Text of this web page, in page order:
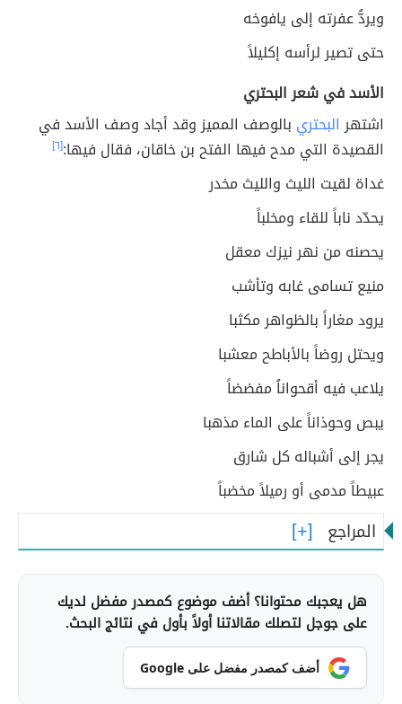
ويردُّ عفرته إلى يافوخه
حتى تصير لرأسه إكليلاً
الأسد في شعر البحتري
اشتهرالبحتري بالوصف المميز وقد أجاد وصف الأسد في
القصيدة التي مدح فيها الفتح بن خاقان، فقال فيها:[٦]
غداة لقيت الليث والليث مخدر
يحدّد ناباً للقاء ومخلباً
يحصنه من نهر نيزك معقل
منيع تسامى غابه وتأشب
يرود مغاراً بالظواهر مكثبا
ويحتل روضاً بالأباطح معشبا
يلاعب فيه أقحواناُ مفضضاً
يبص وحوذاناً على الماء مذهبا
يجر إلى أشباله كل شارق
عبيطاً مدمى أو رميلاً مخضباً
المراجع
هل يعجبك محتوانا؟ أضف موضوع كمصدر مفضل لديك
على جوجل لتصلك مقالاتنا أولاً بأول في نتائج البحث.
أضف كمصدر مفضل على Google